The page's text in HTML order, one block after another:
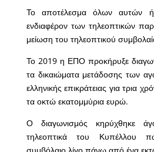
Το αποτέλεσμα όλων αυτών
ενδιαφέρον των τηλεοπτικών
μείωση του τηλεοπτικού
Το 2019 η ΕΠΟ προκήρυξε
τα δικαιώματα μετάδοσης των
ελληνικής επικράτειας για τρια
τα οκτώ εκατομμύρια ευρώ.
Ο διαγωνισμός κηρύχθηκε
τηλεοπτικά του Κυπέλλου